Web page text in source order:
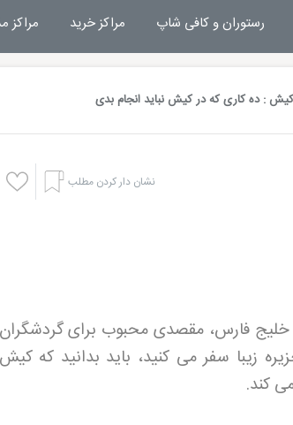
رستوران و کافی شاپ مراکز خرید مراکز
کیش : ده کاری که در کیش نباید انجام بدی
نشان دار کردن مطلب
فارس، مقصدی محبوب برای گردشگران
زیبا سفر می کنید، باید بدانید که کیش
کند.
کیش